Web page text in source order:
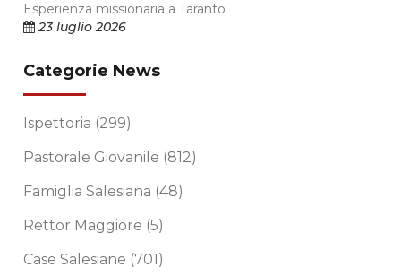
Esperienza missionaria a Taranto
23 luglio 2026
Categorie News
Ispettoria (299)
Pastorale Giovanile (812)
Famiglia Salesiana (48)
Rettor Maggiore (5)
Case Salesiane (701)